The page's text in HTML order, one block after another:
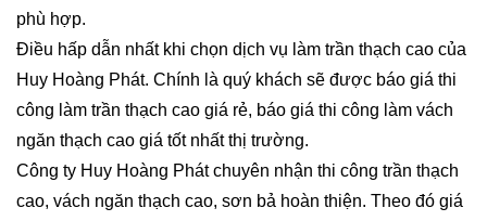
phù hợp.
Điều hấp dẫn nhất khi chọn dịch vụ làm trần thạch cao của
Huy Hoàng Phát. Chính là quý khách sẽ được báo giá thi
công làm trần thạch cao giá rẻ, báo giá thi công làm vách
ngăn thạch cao giá tốt nhất thị trường.
Công ty Huy Hoàng Phát chuyên nhận thi công trần thạch
cao, vách ngăn thạch cao, sơn bả hoàn thiện. Theo đó giá